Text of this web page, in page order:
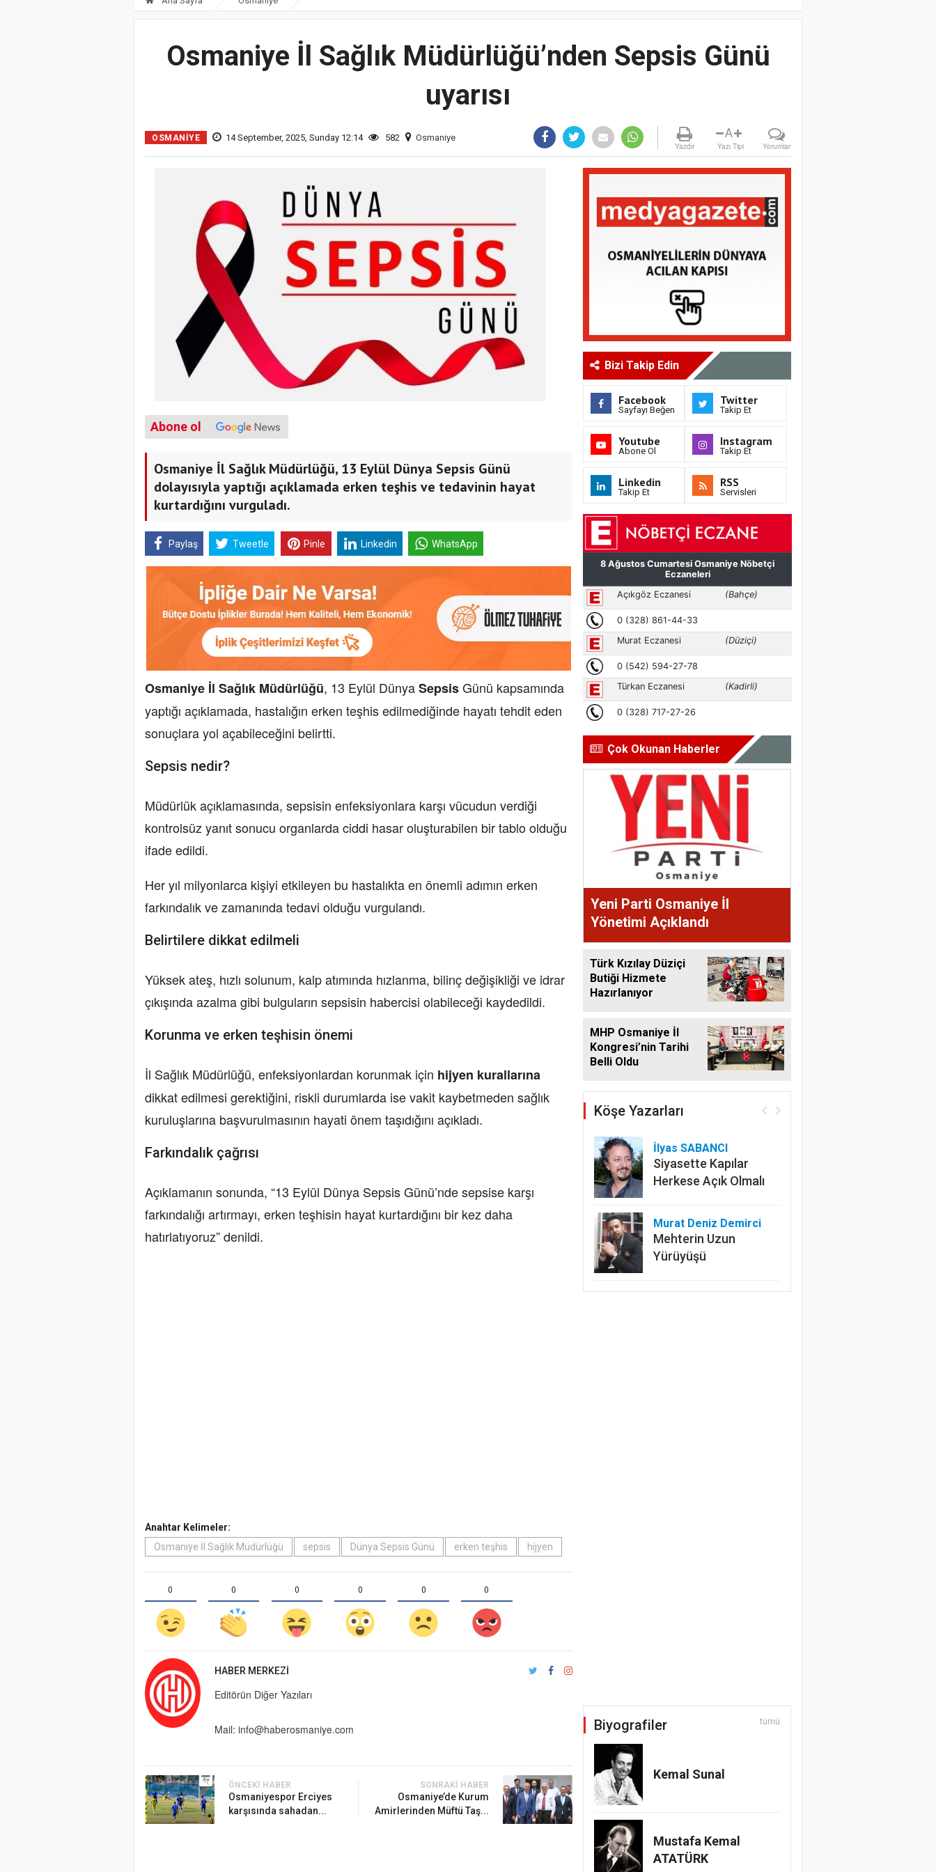
Osmaniye İl Sağlık Müdürlüğü’nden Sepsis Günü
uyarısı
OSMANIYE 14 September, 2025, Sunday 12:14 582 Osmaniye
Yazdır
A
Yazı Tipi Yorumlar
Abone ol
Osmaniye İl Sağlık Müdürlüğü, 13 Eylül Dünya Sepsis Günü
dolayısıyla yaptığı açıklamada erken teşhis ve tedavinin hayat
kurtardığını vurguladı.
Paylaş Tweetle Pinle Linkedin WhatsApp
Osmaniye İl Sağlık Müdürlüğü, 13 Eylül DünyaSepsisGünü kapsamında
yaptığı açıklamada, hastalığın erken teşhis edilmediğinde hayatı tehdit eden
sonuçlara yol açabileceğini belirtti.
Sepsis nedir?
Müdürlük açıklamasında, sepsisin enfeksiyonlara karşı vücudun verdiği
kontrolsüz yanıt sonucu organlarda ciddi hasar oluşturabilen bir tablo olduğu
ifade edildi.
Her yıl milyonlarca kişiyi etkileyen bu hastalıkta en önemli adımın erken
farkındalık ve zamanında tedavi olduğu vurgulandı.
Belirtilere dikkat edilmeli
Yüksek ateş, hızlı solunum, kalp atımında hızlanma, bilinç değişikliği ve idrar
çıkışında azalma gibi bulguların sepsisin habercisi olabileceği kaydedildi.
Korunma ve erken teşhisin önemi
İl Sağlık Müdürlüğü, enfeksiyonlardan korunmak için hijyen kurallarına
dikkat edilmesi gerektiğini, riskli durumlarda ise vakit kaybetmeden sağlık
kuruluşlarına başvurulmasının hayati önem taşıdığını açıkladı.
Farkındalık çağrısı
Açıklamanın sonunda, “13 Eylül Dünya Sepsis Günü’nde sepsise karşı
farkındalığı artırmayı, erken teşhisin hayat kurtardığını bir kez daha
hatırlatıyoruz” denildi.
Anahtar Kelimeler:
Osmaniye İl Sağlık Müdürlüğü
sepsis Dünya Sepsis Günü erken teşhis hijyen
0 0 0 0 0 0
HABER MERKEZI
Editörün Diğer Yazıları
Mail: info@haberosmaniye.com
ÖNCEKI HABER
Osmaniyespor Erciyes
karşısında sahadan...
SONRAKI HABER
Osmaniye’de Kurum
Amirlerinden Müftü Taş...
Bizi Takip Edin
Facebook
Sayfayı Beğen
Twitter
Takip Et
Youtube
Abone Ol
Instagram
Takip Et
Linkedin
Takip Et
RSS
Servisleri
Çok Okunan Haberler
Yeni Parti Osmaniye İl
Yönetimi Açıklandı
Türk Kızılay Düziçi
Butiği Hizmete
Hazırlanıyor
MHP Osmaniye İl
Kongresi’nin Tarihi
Belli Oldu
Köşe Yazarları
İlyas SABANCI
Siyasette Kapılar
Herkese Açık Olmalı
Murat Deniz Demirci
Mehterin Uzun
Yürüyüşü
Biyografiler tümü
Kemal Sunal
Mustafa Kemal
ATATÜRK